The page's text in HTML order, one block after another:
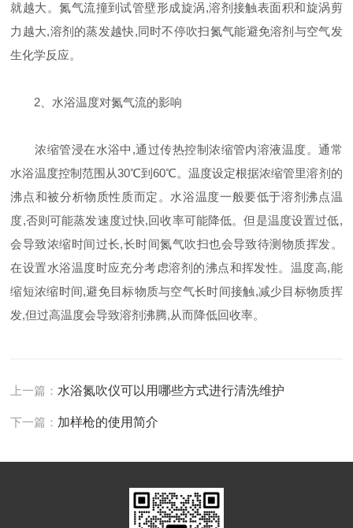
就越大。氮气流撞到试管壁形成旋涡,溶剂接触表面积和旋涡剪
力越大,溶剂的蒸发越快,同时不停吹扫氮气能避免溶剂与空气发
生化学反应。
2、水浴温度对氮气流的影响
浓缩管浸在水浴中,通过传热控制浓缩管内溶液温度。通常
水浴温度控制范围从30℃到60℃。温度设定根据浓缩管里溶剂的
沸点和被分析物质性质而定。水浴温度一般要低于溶剂沸点温
度,否则可能蒸发速度过快,回收率可能降低。但是温度设置过低,
会导致浓缩时间过长,长时间氮气吹扫也会导致待测物质挥发。
在设置水浴温度时应充分考虑溶剂的沸点和挥发性。温度高,能
缩短浓缩时间,避免目标物质与空气长时间接触,减少目标物质挥
发,但过高温度会导致溶剂沸腾,从而降低回收率。
上一篇： 水浴氮吹仪可以用哪些方式进行清洗维护
下一篇： 加样枪的使用简介